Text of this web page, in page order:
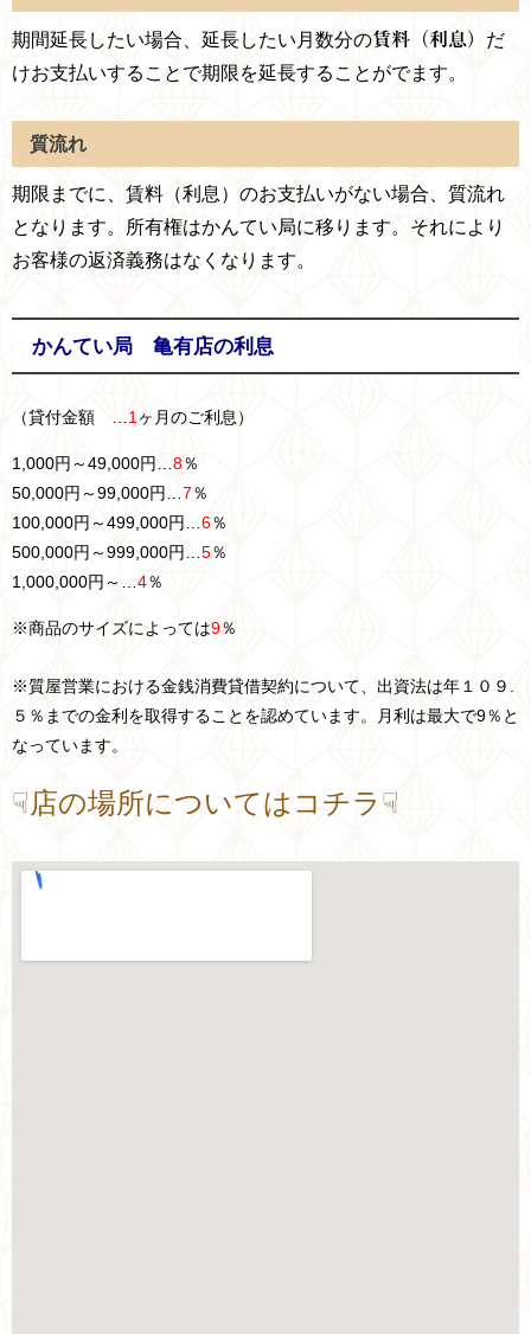
期間延長したい場合、延長したい月数分の賃料（利息） だ
けお支払いすることで期限を延長することがでます。
質流れ
期限までに、賃料（利息）のお支払いがない場合、質流れ
となります。所有権はかんてい局に移ります。それにより
お客様の返済義務はなくなります。
かんてい局 亀有店の利息
（貸付金額 … 1 ヶ月のご利息）
1,000円～49,000円… 8％
50,000円～99,000円… 7％
100,000円～499,000円… 6％
500,000円～999,000円… 5％
1,000,000円～… 4％
※商品のサイズによっては9％
※質屋営業における金銭消費貸借契約について、出資法は年１０９.
５％までの金利を取得することを認めています。月利は最大で9％と
なっています。
☟店の場所についてはコチラ☟